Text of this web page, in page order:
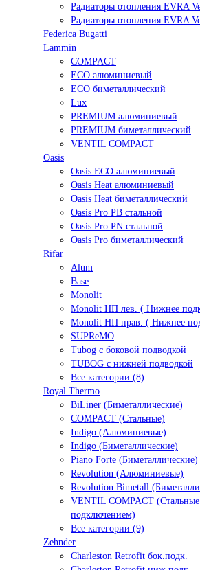
Радиаторы отопления EVRA
Радиаторы отопления EVRA
Federica Bugatti
Lammin
COMPACT
ECO алюминиевый
ECO биметаллический
Lux
PREMIUM алюминиевый
PREMIUM биметаллический
VENTIL COMPACT
Oasis
Oasis ECO алюминиевый
Oasis Heat алюминиевый
Oasis Heat биметаллический
Oasis Pro PB стальной
Oasis Pro PN стальной
Oasis Pro биметаллический
Rifar
Alum
Base
Monolit
Monolit НП лев. ( Нижнее
Monolit НП прав. ( Нижнее
SUPReMO
Tubog с боковой подводкой
TUBOG с нижней подводкой
Все категории (8)
Royal Thermo
BiLiner (Биметаллические)
COMPACT (Стальные)
Indigo (Алюминиевые)
Indigo (Биметаллические)
Piano Forte (Биметаллические)
Revolution (Алюминиевые)
Revolution Bimetall
VENTIL COMPACT
подключением)
Все категории (9)
Zehnder
Charleston Retrofit бок.подк.